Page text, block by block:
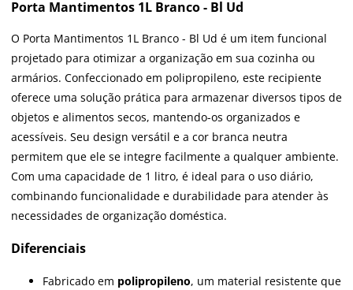
Porta Mantimentos 1L Branco - Bl Ud
O Porta Mantimentos 1L Branco - Bl Ud é um item funcional
projetado para otimizar a organização em sua cozinha ou
armários. Confeccionado em polipropileno, este recipiente
oferece uma solução prática para armazenar diversos tipos de
objetos e alimentos secos, mantendo-os organizados e
acessíveis. Seu design versátil e a cor branca neutra
permitem que ele se integre facilmente a qualquer ambiente.
Com uma capacidade de 1 litro, é ideal para o uso diário,
combinando funcionalidade e durabilidade para atender às
necessidades de organização doméstica.
Diferenciais
Fabricado em polipropileno, um material resistente que